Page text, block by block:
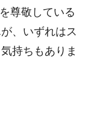
尊敬している
、いずれはス
持ちもありま